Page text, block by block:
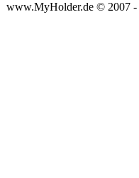
www.MyHolder.de © 2007 -